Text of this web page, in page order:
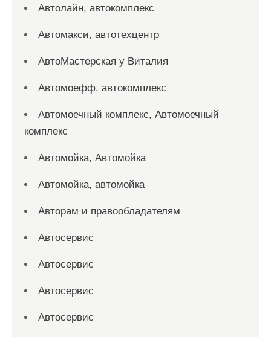
Автолайн, автокомплекс
Автомакси, автотехцентр
АвтоМастерская у Виталия
Автомоефф, автокомплекс
Автомоечный комплекс, Автомоечный
комплекс
Автомойка, Автомойка
Автомойка, автомойка
Авторам и правообладателям
Автосервис
Автосервис
Автосервис
Автосервис